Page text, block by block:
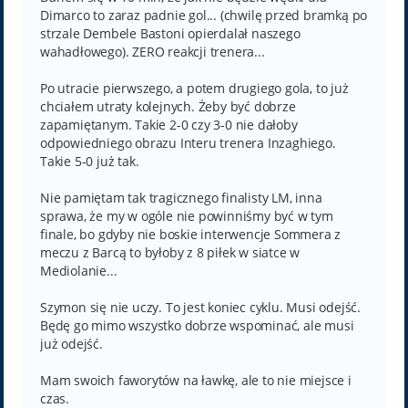
Dimarco to zaraz padnie gol... (chwilę przed bramką po
strzale Dembele Bastoni opierdalał naszego
wahadłowego). ZERO reakcji trenera...
Po utracie pierwszego, a potem drugiego gola, to już
chciałem utraty kolejnych. Żeby być dobrze
zapamiętanym. Takie 2-0 czy 3-0 nie dałoby
odpowiedniego obrazu Interu trenera Inzaghiego.
Takie 5-0 już tak.
Nie pamiętam tak tragicznego finalisty LM, inna
sprawa, że my w ogóle nie powinniśmy być w tym
finale, bo gdyby nie boskie interwencje Sommera z
meczu z Barcą to byłoby z 8 piłek w siatce w
Mediolanie...
Szymon się nie uczy. To jest koniec cyklu. Musi odejść.
Będę go mimo wszystko dobrze wspominać, ale musi
już odejść.
Mam swoich faworytów na ławkę, ale to nie miejsce i
czas.